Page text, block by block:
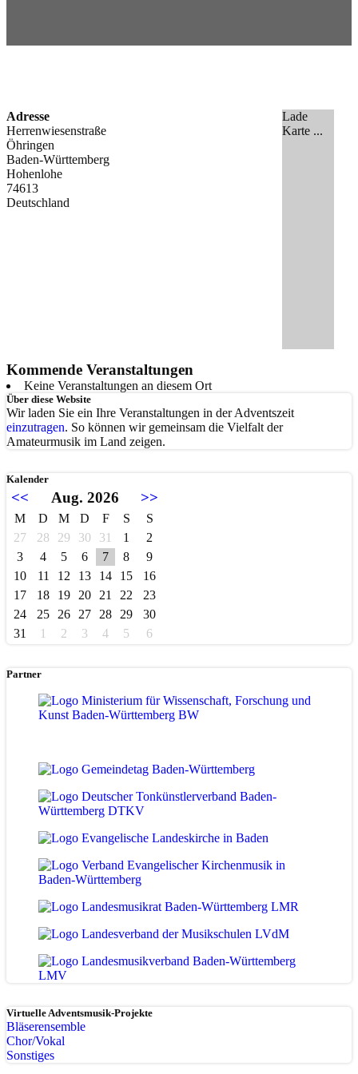
Lade
Karte ...
Adresse
Herrenwiesenstraße
Öhringen
Baden-Württemberg
Hohenlohe
74613
Deutschland
Kommende Veranstaltungen
Keine Veranstaltungen an diesem Ort
Über diese Website
Wir laden Sie ein Ihre Veranstaltungen in der Adventszeit
einzutragen. So können wir gemeinsam die Vielfalt der
Amateurmusik im Land zeigen.
Kalender
<< Aug. 2026 >>
M D M D F S
S
27
28 29 30 31 1
2
3
4 5 6 7 8
9
10
11 12 13 14 15
16
17
18 19 20 21 22
23
24
25 26 27 28 29
30
31
1 2 3 4 5 6
Partner
Virtuelle Adventsmusik-Projekte
Bläserensemble
Chor/Vokal
Sonstiges